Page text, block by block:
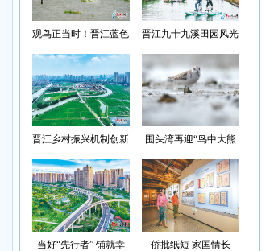
观鸟正当时！晋江蓝色
晋江九十九溪田园风光
光”首批认定名单
晋江乡村振兴机制创新
围头湾再迎“鸟中大熊
当好“先行者” 铺就幸
侨批纸短 家国情长